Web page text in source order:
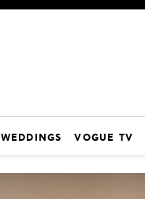
WEDDINGS VOGUE TV